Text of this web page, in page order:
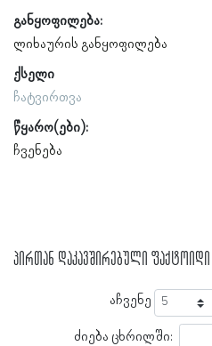
განყოფილება:
ლიხაურის განყოფილება
ქსელი
ჩატვირთვა
წყარო(ები):
ჩვენება
პირთან დაკავშირებული
აჩვენე
ძიება ცხრილში: